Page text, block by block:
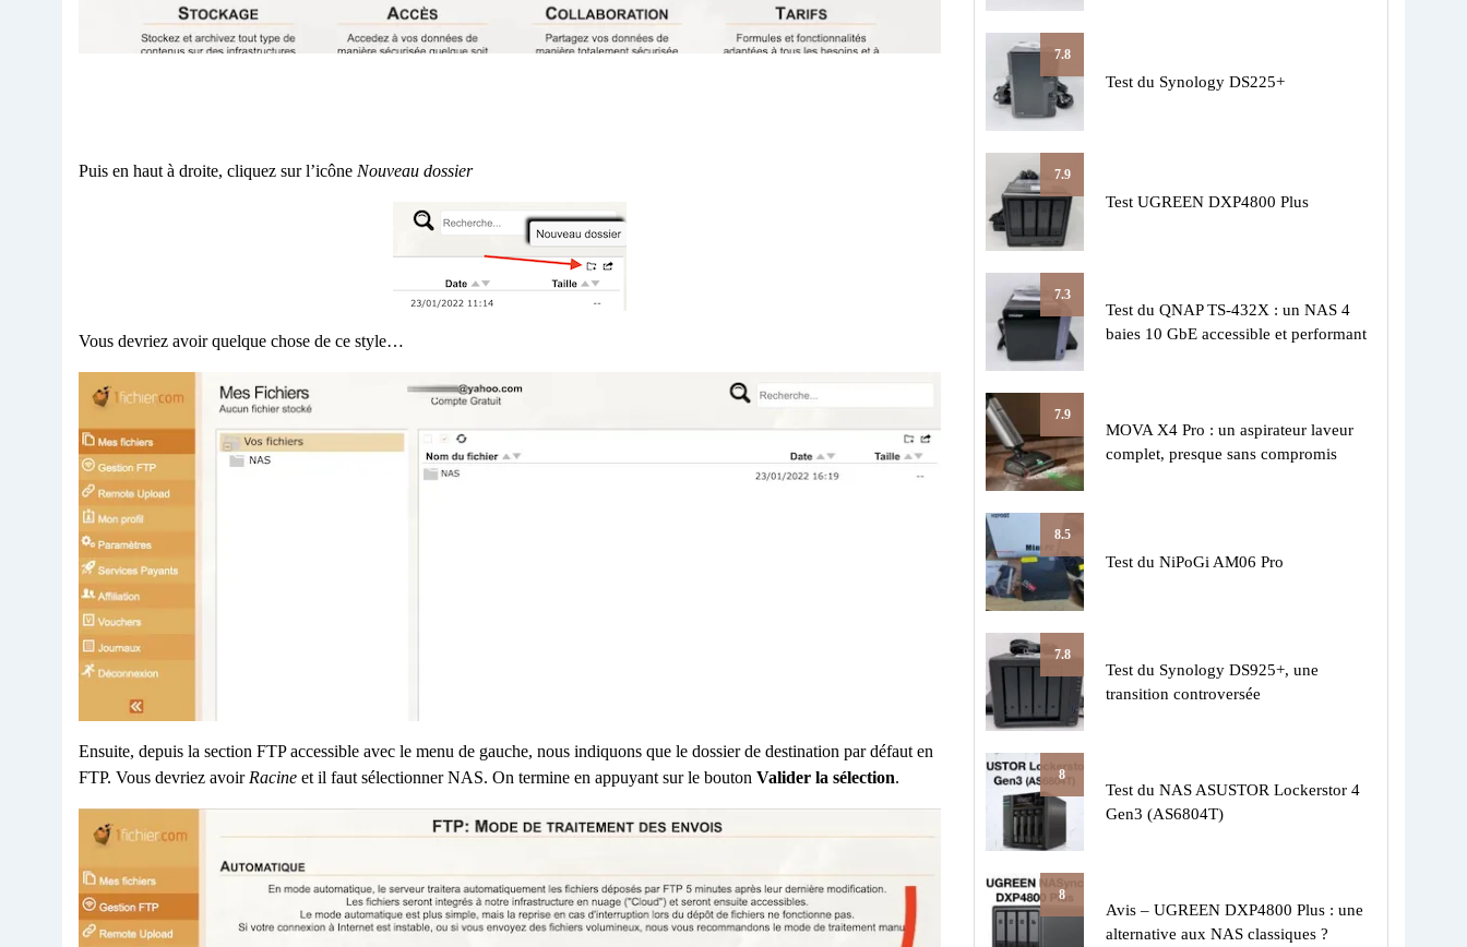
Puis en haut à droite, cliquez sur l’icône Nouveau dossier
Vous devriez avoir quelque chose de ce style…
Ensuite, depuis la section FTP accessible avec le menu de gauche, nous indiquons que le dossier de destination par défaut en
FTP. Vous devriez avoir Racine et il faut sélectionner NAS. On termine en appuyant sur le bouton Valider la sélection.
7.8
Test du Synology DS225+
7.9
Test UGREEN DXP4800 Plus
7.3
Test du QNAP TS-432X : un NAS 4
baies 10 GbE accessible et performant
7.9
MOVA X4 Pro : un aspirateur laveur
complet, presque sans compromis
8.5
Test du NiPoGi AM06 Pro
7.8
Test du Synology DS925+, une
transition controversée
8
Test du NAS ASUSTOR Lockerstor 4
Gen3 (AS6804T)
8
Avis – UGREEN DXP4800 Plus : une
alternative aux NAS classiques ?